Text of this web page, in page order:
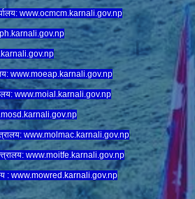
www.ocmcm.karnali.gov.np
www.moeap.karnali.gov.np
www.moial.karnali.gov.np
mosd.karnali.gov.np
www.molmac.karnali.gov.np
www.moitfe.karnali.gov.np
: www.mowred.karnali.gov.np